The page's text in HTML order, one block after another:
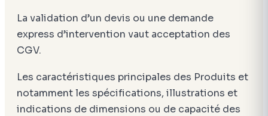
La validation d’un devis ou une demande
express d’intervention vaut acceptation des
CGV.
Les caractéristiques principales des Produits et
notamment les spécifications, illustrations et
indications de dimensions ou de capacité des